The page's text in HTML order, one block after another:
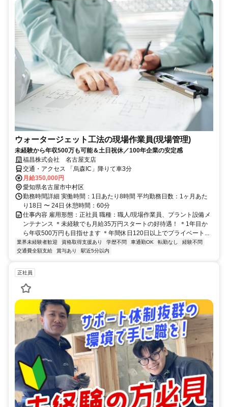
ウォータージェット工法の現場作業員(現場管理)
未経験から年収500万も可能＆土日祝休／100年企業の安定感
福昌株式会社 名古屋支店
交通・アクセス 「烏森IC」降りて車3分
月給350,000円
愛知県名古屋市中村区
勤務時間詳細 実働時間：1日あたり8時間 平均勤務日数：1ヶ月あた
り18日 〜 24日 休憩時間：60分
仕事内容 雇用形態：正社員 職種：職人/現場作業員、プラント設備メ
ンテナンス ＊未経験でも月給35万円スタートの好待遇！ ＊1年目か
ら年収500万円も目指せます ＊年間休日120日以上でプライベート...
業界未経験者歓迎 資格取得支援あり 学歴不問 車通勤OK 転勤なし
経験不問
交通費全額支給
賞与あり 駅近5分以内
正社員